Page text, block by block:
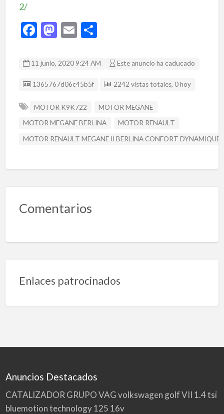
2/
F
e
b
o
k
M
to
d
n
E
ai
l
C
m
p
ti
r
11 junio, 2020 9:24 AM Este anuncio ha caducado
Listing ID
1365767d06c45b5f 2242 vistas totales, 0 hoy
MOTOR K9K722
MOTOR MEGANE
MOTOR MEGANE BERLINA
MOTOR RENAULT
MOTOR RENAULT MEGANE II BERLINA CONFORT
Comentarios
Enlaces patrocinados
Anuncios Destacados
CATALIZADOR GRUPO VAG volkswagen golf VII 1.4 tsi
bluemotion technology 125 16v